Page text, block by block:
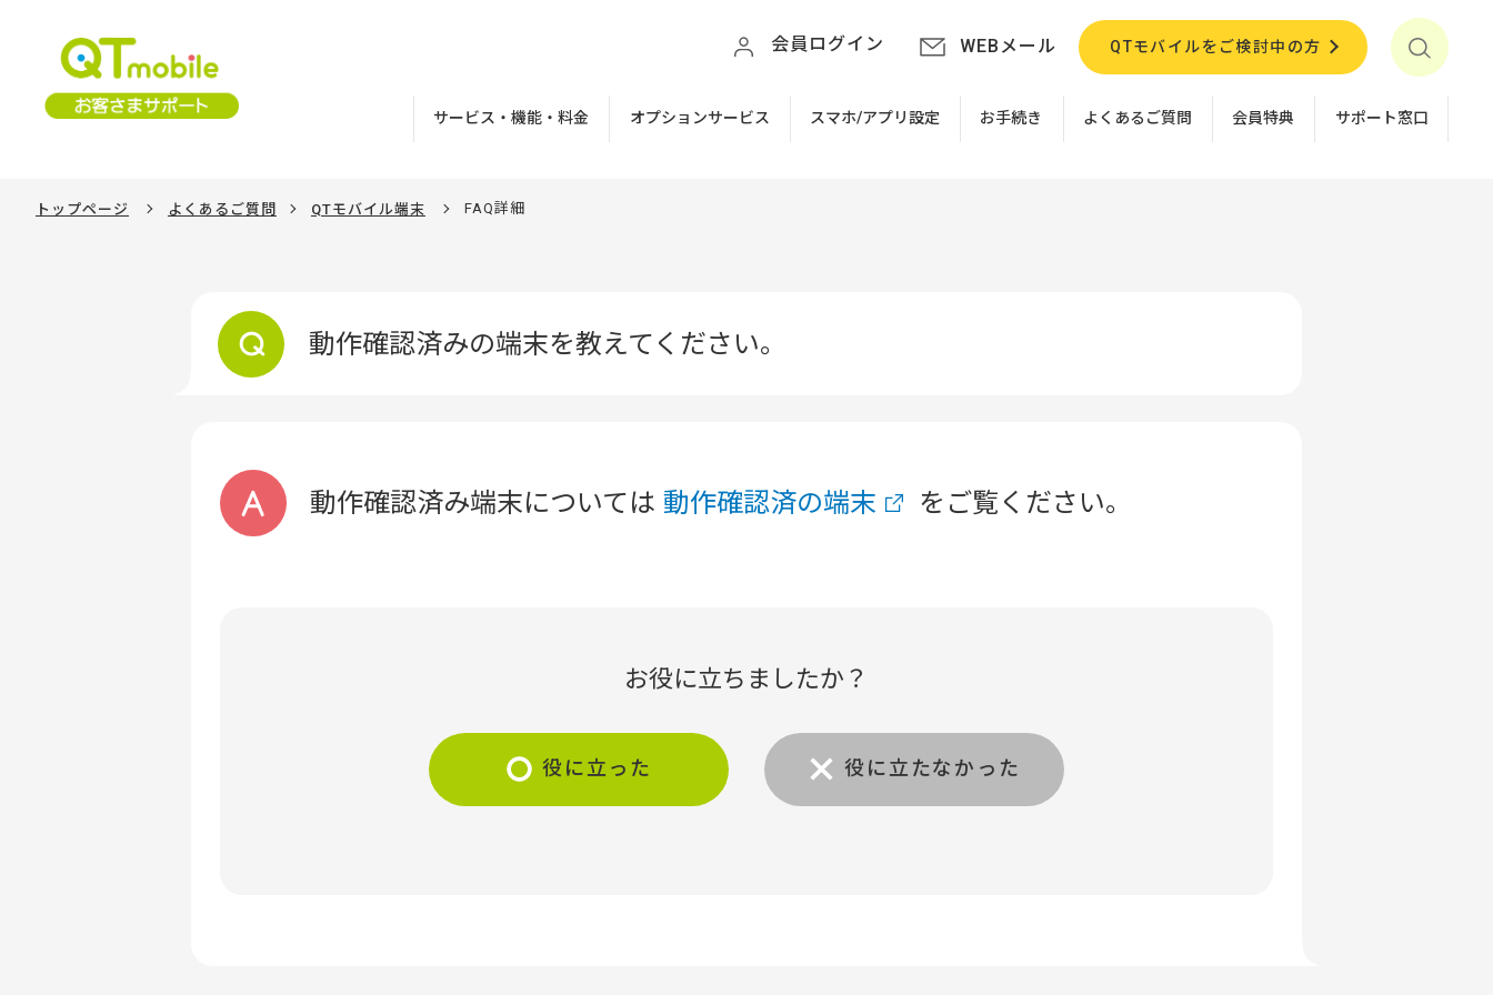
会員ログイン WEBメール QTモバイルをご検討中の方
サービス・機能・料金 オプションサービス スマホ/アプリ設定 お手続き よくあるご質問 会員特典 サポート窓口
トップページ よくあるご質問 QTモバイル端末 FAQ詳細
動作確認済みの端末を教えてください。
動作確認済み端末については 動作確認済の端末 をご覧ください。
お役に立ちましたか？
役に立った 役に立たなかった